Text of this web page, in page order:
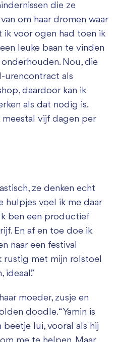
die ze
om haar dromen waar
ik voor ogen had toen ik
leuke baan te vinden
Nou, die
urencontract als
daardoor kan ik
als dat nodig is.
vijf dagen per
ze denken echt
hulpjes voel ik me daar
ben een productief
En af en toe doe ik
naar een festival
rustig met mijn rolstoel
moeder, zusje en
doodle. “Yamin is
lui, vooral als hij